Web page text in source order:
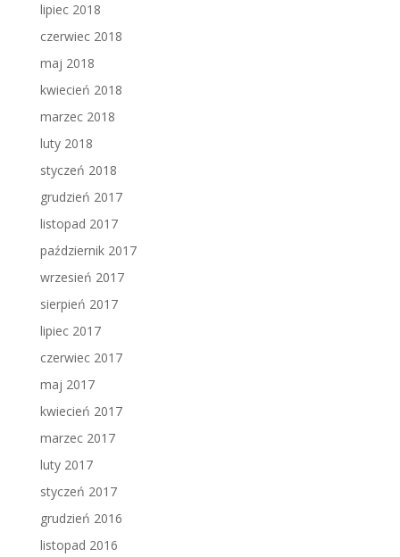
lipiec 2018
czerwiec 2018
maj 2018
kwiecień 2018
marzec 2018
luty 2018
styczeń 2018
grudzień 2017
listopad 2017
październik 2017
wrzesień 2017
sierpień 2017
lipiec 2017
czerwiec 2017
maj 2017
kwiecień 2017
marzec 2017
luty 2017
styczeń 2017
grudzień 2016
listopad 2016